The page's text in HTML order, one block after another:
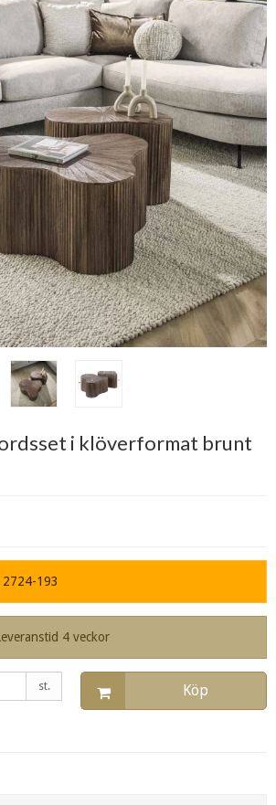
i klöverformat brunt
2724-193
4 veckor
st. Köp